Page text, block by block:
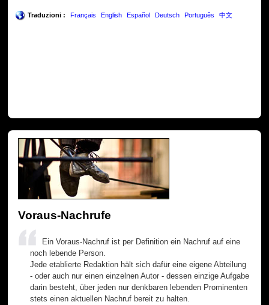
Traduzioni : Français English Español Deutsch Português 中文
Voraus-Nachrufe
Ein Voraus-Nachruf ist per Definition ein Nachruf auf eine
noch lebende Person.
Jede etablierte Redaktion hält sich dafür eine eigene Abteilung
- oder auch nur einen einzelnen Autor - dessen einzige Aufgabe
darin besteht, über jeden nur denkbaren lebenden Prominenten
stets einen aktuellen Nachruf bereit zu halten.